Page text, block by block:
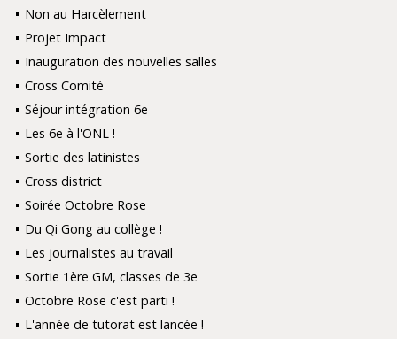
Non au Harcèlement
Projet Impact
Inauguration des nouvelles salles
Cross Comité
Séjour intégration 6e
Les 6e à l'ONL !
Sortie des latinistes
Cross district
Soirée Octobre Rose
Du Qi Gong au collège !
Les journalistes au travail
Sortie 1ère GM, classes de 3e
Octobre Rose c'est parti !
L'année de tutorat est lancée !